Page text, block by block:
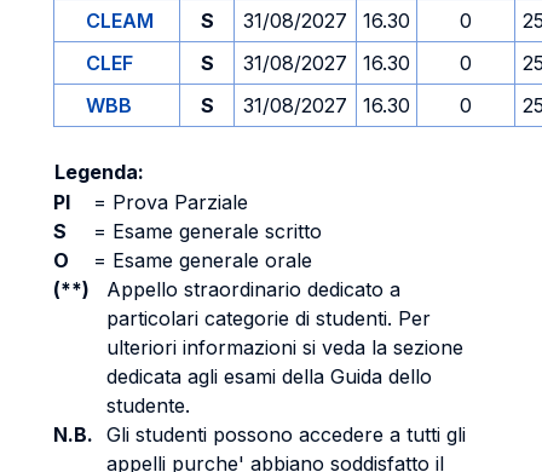
CLEAM
S 31/08/2027 16.30 0
CLEF
S 31/08/2027 16.30 0
WBB
S 31/08/2027 16.30 0
Legenda:
PI
= Prova Parziale
S
= Esame generale scritto
O
= Esame generale orale
(**)
Appello straordinario dedicato a
particolari categorie di studenti. Per
ulteriori informazioni si veda la sezione
dedicata agli esami della Guida dello
studente.
N.B. Gli studenti possono accedere a tutti gli
appelli purche' abbiano soddisfatto il